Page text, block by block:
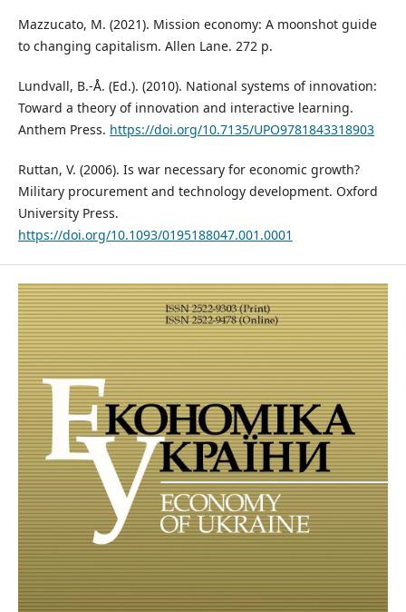
Mazzucato, M. (2021). Mission economy: A moonshot guide
to changing capitalism. Allen Lane. 272 p.
Lundvall, B.-Å. (Ed.). (2010). National systems of innovation:
Toward a theory of innovation and interactive learning.
Anthem Press. https://doi.org/10.7135/UPO9781843318903
Ruttan, V. (2006). Is war necessary for economic growth?
Military procurement and technology development. Oxford
University Press.
https://doi.org/10.1093/0195188047.001.0001